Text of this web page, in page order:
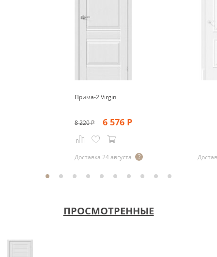
Прима-2 Virgin
8 220Р 6 576 Р
Доставка 24 августа
ПРОСМОТРЕННЫЕ